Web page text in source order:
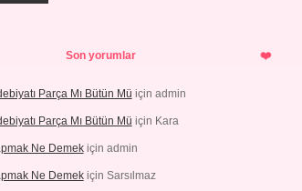
Son yorumlar
Parça Mı Bütün Mü için admin
Parça Mı Bütün Mü için Kara
Ne Demekiçin admin
Ne Demekiçin Sarsılmaz